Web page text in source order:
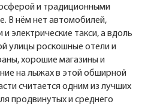
и традиционными
В нём нет автомобилей,
и электрические такси, а вдоль
улицы роскошные отели и
хорошие магазины и
на лыжах в этой обширной
считается одним из лучших
продвинутых и среднего